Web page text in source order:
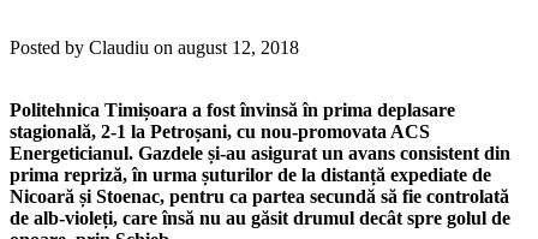
Posted by Claudiu on august 12, 2018
Politehnica Timișoara a fost învinsă în prima deplasare
stagională, 2-1 la Petroșani, cu nou-promovata ACS
Energeticianul. Gazdele și-au asigurat un avans consistent din
prima repriză, în urma șuturilor de la distanță expediate de
Nicoară și Stoenac, pentru ca partea secundă să fie controlată
de alb-violeți, care însă nu au găsit drumul decât spre golul de